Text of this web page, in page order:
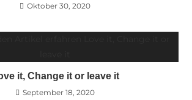
Oktober 30, 2020
it, Change it or leave it
September 18, 2020